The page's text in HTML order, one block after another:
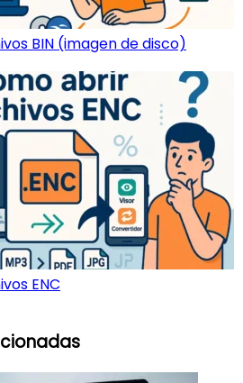
BIN (imagen de disco)
ENC